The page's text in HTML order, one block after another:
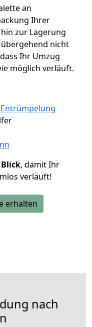
an
Ihrer
zur Lagerung
nicht
Ihr Umzug
möglich verläuft.
Entrümpelung
, damit Ihr
verläuft!
erhalten
nach